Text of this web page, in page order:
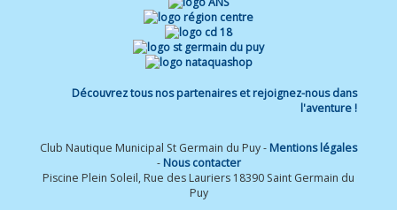
Découvrez tous nos partenaires et rejoignez-nous dans
l'aventure !
Club Nautique Municipal St Germain du Puy - Mentions légales
- Nous contacter
Piscine Plein Soleil, Rue des Lauriers 18390 Saint Germain du
Puy